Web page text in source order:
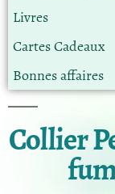
Livres
Cartes Cadeaux
Bonnes affaires
Collier